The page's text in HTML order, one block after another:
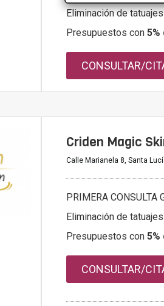
Eliminación de tatuajes
Presupuestos con 5%
CONSULTAR/
Criden Magic
Calle Marianela 8, Santa
PRIMERA CONSULTA
Eliminación de tatuajes
Presupuestos con 5%
CONSULTAR/